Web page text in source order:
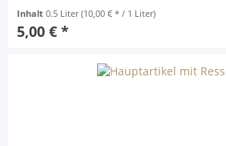
sit amet. Lorem ipsum dolor sit amet,
elitr, sed diam nonumy eirmod...
Inhalt0.5 Liter(10,00 € * / 1 Liter)
5,00 € *